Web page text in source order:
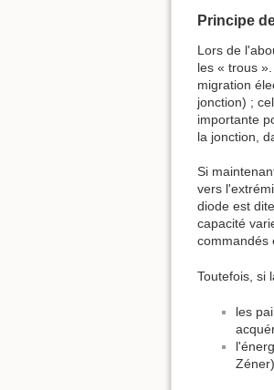
Principe
Lors de
les « trous
migration
jonction) ;
importante
la jonction,
Si
vers
diode est
capacité
commandés
Toutefois, si
les